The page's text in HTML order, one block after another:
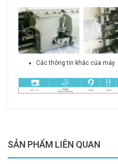
Các thông tin khác của máy
SẢN PHẨM LIÊN QUAN